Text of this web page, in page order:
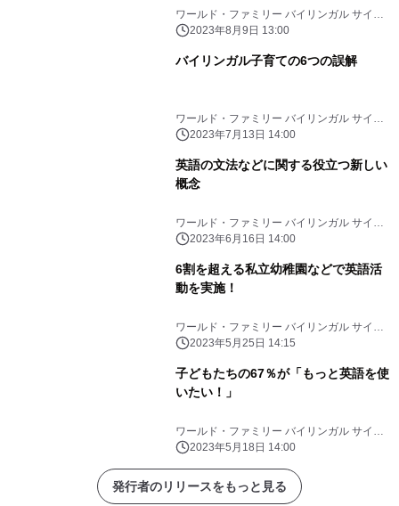
ワールド・ファミリー バイリンガル サイエ
ンス研究所
2023年8月9日 13:00
バイリンガル子育ての6つの誤解
ワールド・ファミリー バイリンガル サイエ
ンス研究所
2023年7月13日 14:00
英語の文法などに関する役立つ新しい
概念
ワールド・ファミリー バイリンガル サイエ
ンス研究所
2023年6月16日 14:00
6割を超える私立幼稚園などで英語活
動を実施！
ワールド・ファミリー バイリンガル サイエ
ンス研究所
2023年5月25日 14:15
子どもたちの67％が「もっと英語を使
いたい！」
ワールド・ファミリー バイリンガル サイエ
ンス研究所
2023年5月18日 14:00
発行者のリリースをもっと見る